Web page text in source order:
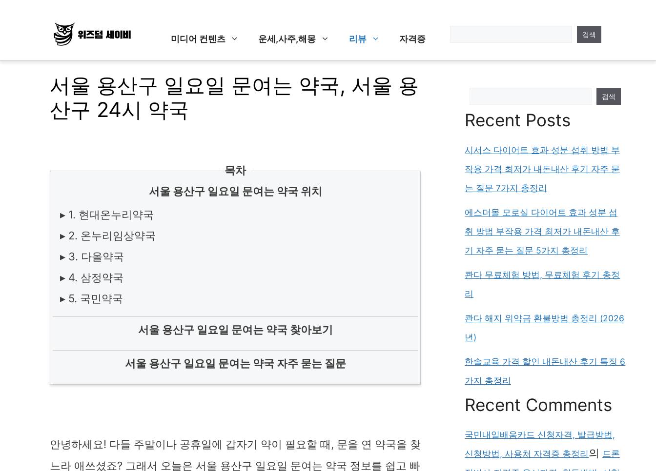
미디어 컨텐츠 운세,사주,해몽 리뷰 자격증 검색
서울 용산구 일요일 문여는 약국, 서울 용
산구 24시 약국
목차
서울 용산구 일요일 문여는 약국 위치
▸ 1. 현대온누리약국
▸ 2. 온누리임상약국
▸ 3. 다올약국
▸ 4. 삼정약국
▸ 5. 국민약국
서울 용산구 일요일 문여는 약국 찾아보기
서울 용산구 일요일 문여는 약국 자주 묻는 질문
안녕하세요! 다들 주말이나 공휴일에 갑자기 약이 필요할 때, 문을 연 약국을 찾
느라 애쓰셨죠? 그래서 오늘은 서울 용산구 일요일 문여는 약국 정보를 쉽고 빠
검색
Recent Posts
시서스 다이어트 효과 성분 섭취 방법 부
작용 가격 최저가 내돈내산 후기 자주 묻
는 질문 7가지 총정리
에스더몰 모로실 다이어트 효과 성분 섭
취 방법 부작용 가격 최저가 내돈내산 후
기 자주 묻는 질문 5가지 총정리
콴다 무료체험 방법, 무료체험 후기 총정
리
콴다 해지 위약금 환불방법 총정리 (2026
년)
한솔교육 가격 할인 내돈내산 후기 특징 6
가지 총정리
Recent Comments
국민내일배움카드 신청자격, 발급방법,
신청방법, 사용처 자격증 총정리의 드론